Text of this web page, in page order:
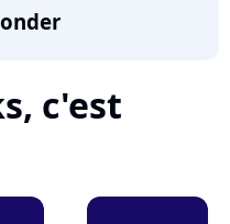
c'est